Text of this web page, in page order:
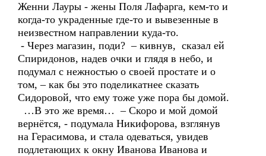
Женни Лауры - жены Поля Лафарга, кем-то и
когда-то украденные где-то и вывезенные в
неизвестном направлении куда-то.
- Через магазин, поди? – кивнув, сказал ей
Спиридонов, надев очки и глядя в небо, и
подумал с нежностью о своей простате и о
том, – как бы это поделикатнее сказать
Сидоровой, что ему тоже уже пора бы домой.
…В это же время… – Скоро и мой домой
вернётся, - подумала Никифорова, взглянув
на Герасимова, и стала одеваться, увидев
подлетающих к окну Иванова Иванова и